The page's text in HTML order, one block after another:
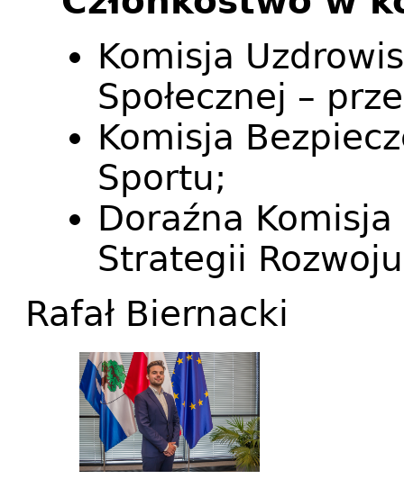
Komisja
Społecznej –
Komisja
Sportu;
Doraźna
Strategii
Rafał Biernacki